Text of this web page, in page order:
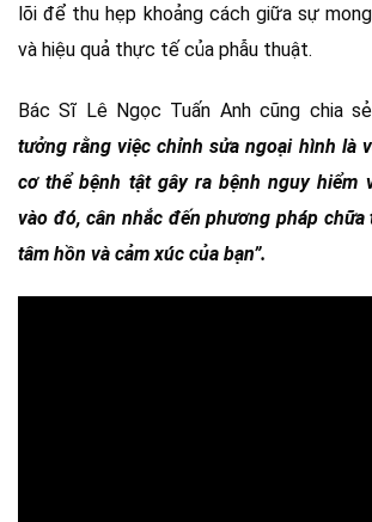
lõi để thu hẹp khoảng cách giữa sự
và hiệu quả thực tế của phẫu thuật.
Bác Sĩ Lê Ngọc Tuấn Anh cũng chia
tưởng rằng việc chỉnh sửa ngoại hình là
cơ thể bệnh tật gây ra bệnh nguy hiểm
vào đó, cân nhắc đến phương pháp
tâm hồn và cảm xúc của bạn”.